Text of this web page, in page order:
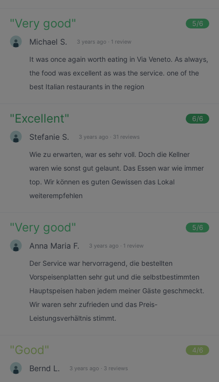
"Very good" 5/6
Michael S. 3 years ago · 1 review
It was once again worth eating in Via Veneto. As always,
the food was excellent as was the service. one of the
best Italian restaurants in the region
"Excellent" 6/6
Stefanie S. 3 years ago · 31 reviews
Wie zu erwarten, war es sehr voll. Doch die Kellner
waren wie sonst gut gelaunt. Das Essen war wie immer
top. Wir können es guten Gewissen das Lokal
weiterempfehlen
"Very good" 5/6
Anna Maria F. 3 years ago · 1 review
Der Service war hervorragend, die bestellten
Vorspeisenplatten sehr gut und die selbstbestimmten
Hauptspeisen haben jedem meiner Gäste geschmeckt.
Wir waren sehr zufrieden und das Preis-
Leistungsverhältnis stimmt.
"Good" 4/6
Bernd L. 3 years ago · 3 reviews